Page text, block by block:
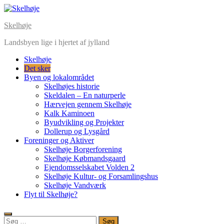
Skip
content
Skelhøje
Landsbyen lige i hjertet af jylland
Skelhøje
Det sker
Byen og lokalområdet
Skelhøjes historie
Skeldalen – En naturperle
Hærvejen gennem Skelhøje
Kalk Kaminoen
Byudvikling og Projekter
Dollerup og Lysgård
Foreninger og Aktiver
Skelhøje Borgerforening
Skelhøje Købmandsgaard
Ejendomsselskabet Volden 2
Skelhøje Kultur- og Forsamlingshus
Skelhøje Vandværk
Flyt til Skelhøje?
Søg